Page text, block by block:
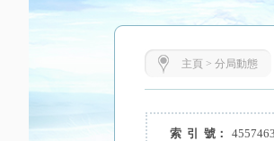
主頁 > 分局動態
索 引 號：